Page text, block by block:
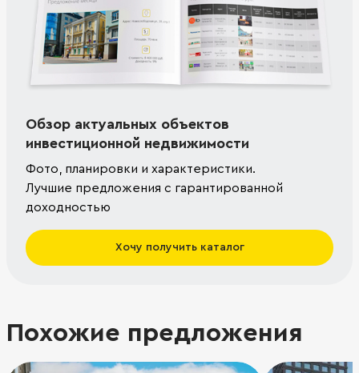
Обзор актуальных объектов
инвестиционной недвижимости
Фото, планировки и характеристики.
Лучшие предложения с гарантированной
доходностью
Хочу получить каталог
Похожие предложения